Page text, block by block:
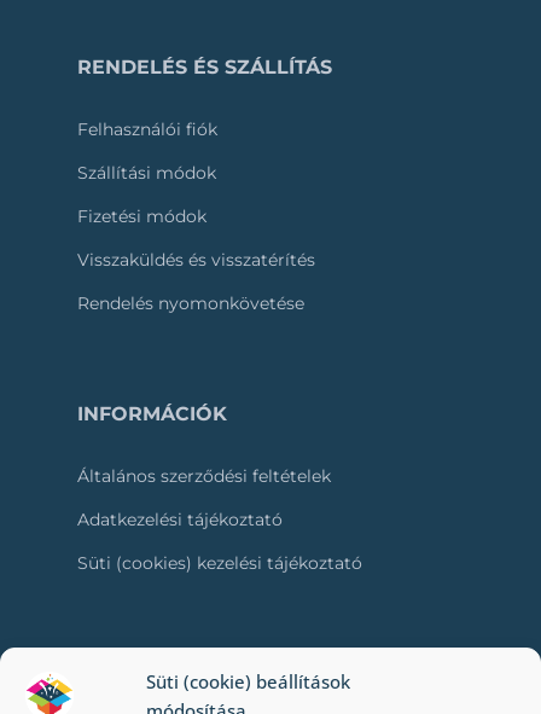
Süti (cookie) beállítások
RENDELÉS ÉS SZÁLLÍTÁS
Felhasználói fiók
Szállítási módok
Fizetési módok
Visszaküldés és visszatérítés
Rendelés nyomonkövetése
INFORMÁCIÓK
Általános szerződési feltételek
Adatkezelési tájékoztató
Süti (cookies) kezelési tájékoztató
RÓLUNK